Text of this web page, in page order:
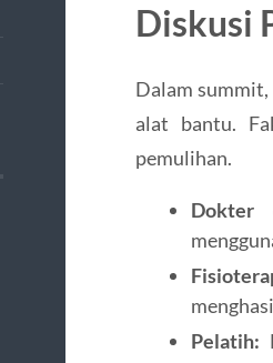
Diskusi
Dalam summit,
alat bantu.
pemulihan.
Dokter
Pelatih: